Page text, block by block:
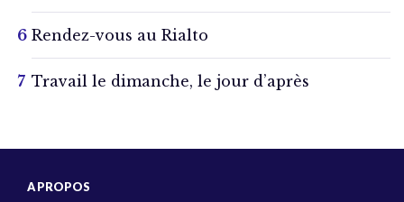
Rendez-vous au Rialto
Travail le dimanche, le jour d’après
A PROPOS